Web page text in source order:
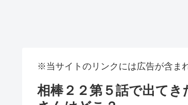
※当サイトのリンクには広告が含ま
相棒２２第５話で出て